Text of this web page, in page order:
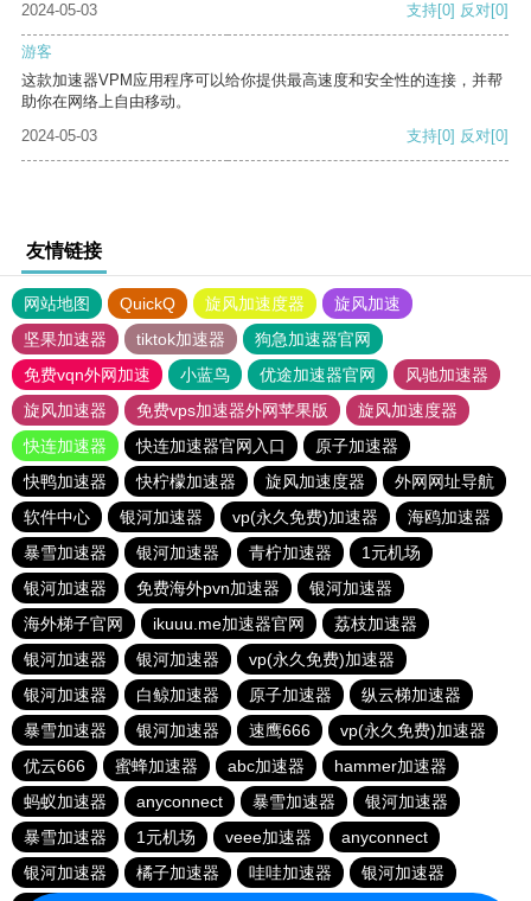
2024-05-03 支持[0] 反对[0]
游客
这款加速器VPM应用程序可以给你提供最高速度和安全性的连接，并帮
助你在网络上自由移动。
2024-05-03
支持[0] 反对[0]
友情链接
网站地图 QuickQ 旋风加速度器
旋风加速
坚果加速器
tiktok加速器
狗急加速器官网
免费vqn外网加速
小蓝鸟 优途加速器官网
风驰加速器
旋风加速器
免费vps加速器外网苹果版
旋风加速度器
快连加速器
快连加速器官网入口
原子加速器
快鸭加速器
快柠檬加速器 旋风加速度器
外网网址导航
软件中心
银河加速器 vp(永久免费)加速器
海鸥加速器
暴雪加速器
银河加速器 青柠加速器
1元机场
银河加速器
免费海外pvn加速器
银河加速器
海外梯子官网
ikuuu.me加速器官网
荔枝加速器
银河加速器
银河加速器
vp(永久免费)加速器
银河加速器
白鲸加速器 原子加速器
纵云梯加速器
暴雪加速器
银河加速器 速鹰666
vp(永久免费)加速器
优云666
蜜蜂加速器 abc加速器
hammer加速器
蚂蚁加速器
anyconnect 暴雪加速器
银河加速器
暴雪加速器
1元机场 veee加速器
anyconnect
银河加速器
橘子加速器 哇哇加速器
银河加速器